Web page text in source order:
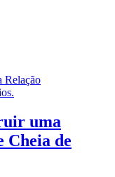
uma
Cheia de